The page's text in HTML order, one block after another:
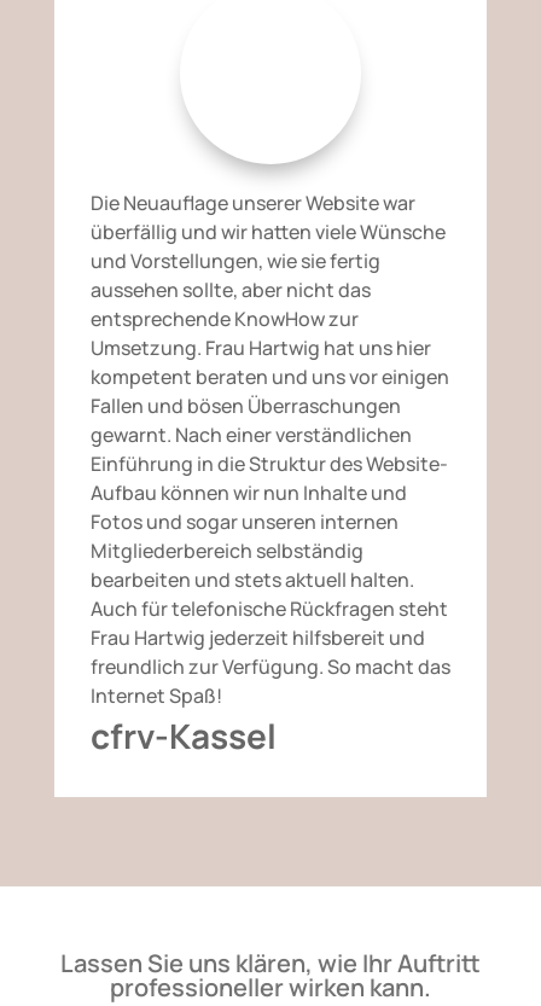
Die Neuauflage unserer Website war
überfällig und wir hatten viele Wünsche
und Vorstellungen, wie sie fertig
aussehen sollte, aber nicht das
entsprechende KnowHow zur
Umsetzung. Frau Hartwig hat uns hier
kompetent beraten und uns vor einigen
Fallen und bösen Überraschungen
gewarnt. Nach einer verständlichen
Einführung in die Struktur des Website-
Aufbau können wir nun Inhalte und
Fotos und sogar unseren internen
Mitgliederbereich selbständig
bearbeiten und stets aktuell halten.
Auch für telefonische Rückfragen steht
Frau Hartwig jederzeit hilfsbereit und
freundlich zur Verfügung. So macht das
Internet Spaß!
cfrv-Kassel
Lassen Sie uns klären, wie Ihr Auftritt
professioneller wirken kann.